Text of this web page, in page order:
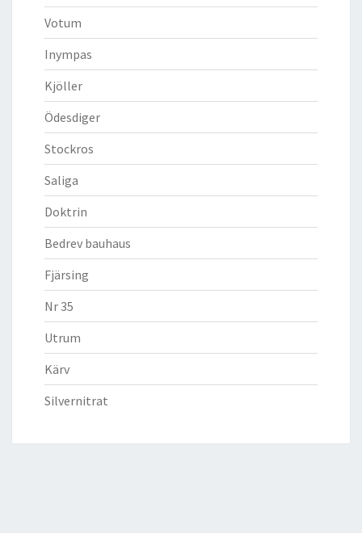
Votum
Inympas
Kjöller
Ödesdiger
Stockros
Saliga
Doktrin
Bedrev bauhaus
Fjärsing
Nr 35
Utrum
Kärv
Silvernitrat